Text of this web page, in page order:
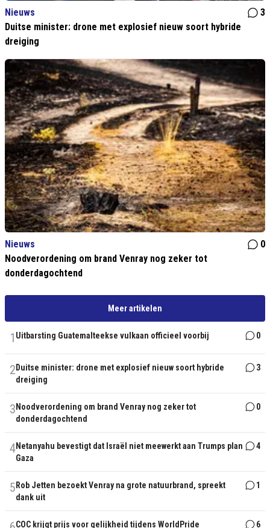
Nieuws
3
Duitse minister: drone met explosief nieuw soort hybride
dreiging
Nieuws
0
Noodverordening om brand Venray nog zeker tot
donderdagochtend
Meer artikelen
1 Uitbarsting Guatemalteekse vulkaan officieel voorbij 0
2 Duitse minister: drone met explosief nieuw soort hybride
dreiging
3
3 Noodverordening om brand Venray nog zeker tot
donderdagochtend
0
4Netanyahu bevestigt dat Israël niet meewerkt aan Trumps plan
Gaza
4
5 Rob Jetten bezoekt Venray na grote natuurbrand, spreekt
dank uit
1
COC krijgt prijs voor gelijkheid tijdens WorldPride 6